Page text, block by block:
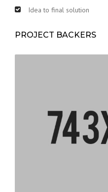
Idea to final solution
PROJECT BACKERS